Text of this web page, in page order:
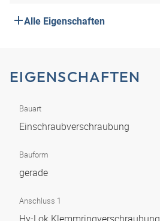
Alle Eigenschaften
EIGENSCHAFTEN
Bauart
Einschraubverschraubung
Bauform
gerade
Anschluss 1